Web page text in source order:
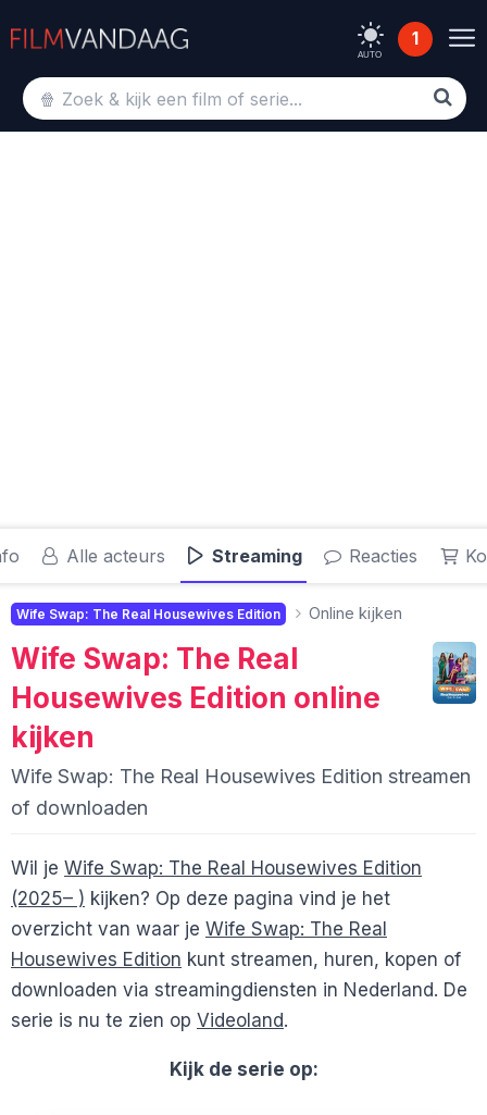
AUTO
1
Alle acteurs Streaming Reacties
Wife Swap: The Real Housewives Edition Online kijken
Wife Swap: The Real
Housewives Edition online
kijken
Wife Swap: The Real Housewives Edition streamen
of downloaden
Wil je Wife Swap: The Real Housewives Edition
(2025– ) kijken? Op deze pagina vind je het
overzicht van waar je Wife Swap: The Real
Housewives Edition kunt streamen, huren, kopen of
downloaden via streamingdiensten in Nederland. De
serie is nu te zien op Videoland.
Kijk de serie op: